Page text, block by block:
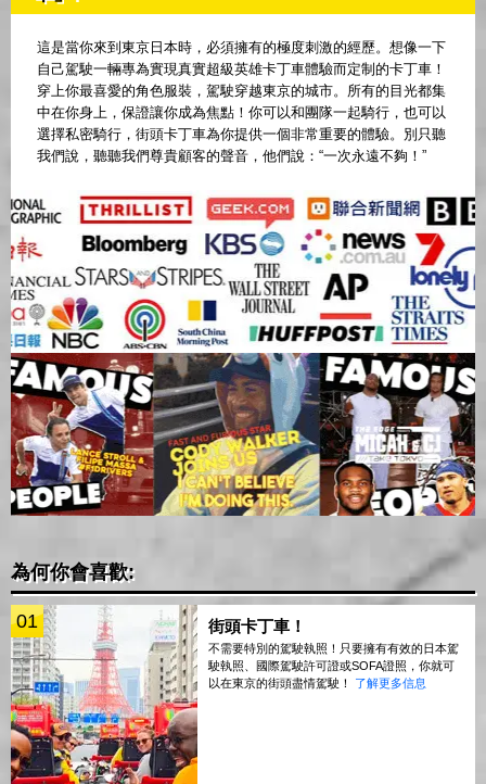
這是當你來到東京日本時，必須擁有的極度刺激的經歷。想像一下
自己駕駛一輛專為實現真實超級英雄卡丁車體驗而定制的卡丁車！
穿上你最喜愛的角色服裝，駕駛穿越東京的城市。所有的目光都集
中在你身上，保證讓你成為焦點！你可以和團隊一起騎行，也可以
選擇私密騎行，街頭卡丁車為你提供一個非常重要的體驗。別只聽
我們說，聽聽我們尊貴顧客的聲音，他們說：“一次永遠不夠！”
為何你會喜歡:
01 街頭卡丁車！
不需要特別的駕駛執照！只要擁有有效的日本駕
駛執照、國際駕駛許可證或SOFA證照，你就可
以在東京的街頭盡情駕駛！ 了解更多信息